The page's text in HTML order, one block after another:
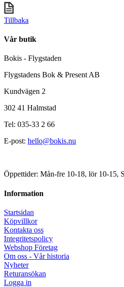
Tillbaka
Vår butik
Bokis - Flygstaden
Flygstadens Bok & Present AB
Kundvägen 2
302 41 Halmstad
Tel: 035-33 2 66
E-post: hello@bokis.nu
Öppettider: Mån-fre 10-18, lör 10-15,
Information
Startsidan
Köpvillkor
Kontakta oss
Integritetspolicy
Webshop Företag
Om oss - Vår historia
Nyheter
Returansökan
Logga in